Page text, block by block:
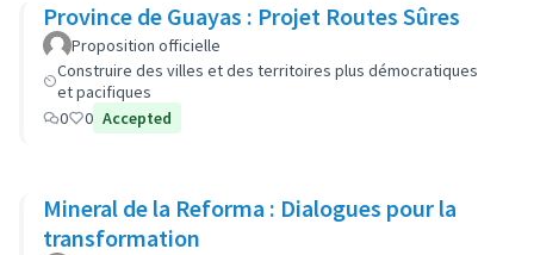
Province de Guayas : Projet Routes Sûres
Proposition officielle
Construire des villes et des territoires plus démocratiques
et pacifiques
0
0 Accepted
Mineral de la Reforma : Dialogues pour la
transformation